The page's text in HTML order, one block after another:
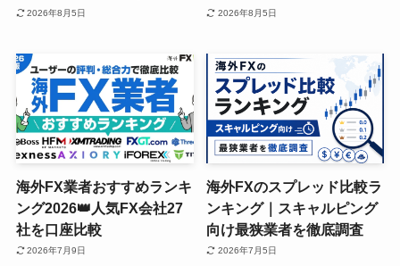
2026年8月5日 2026年8月5日
海外FX業者おすすめランキ
ング2026👑人気FX会社27
社を口座比較
2026年7月9日
海外FXのスプレッド比較ラ
ンキング｜スキャルピング
向け最狭業者を徹底調査
2026年7月5日